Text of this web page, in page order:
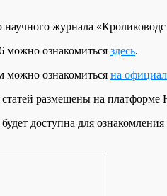
журнала
ознакомиться здесь.
можно ознакомиться на
размещены на платформе
будет доступна для